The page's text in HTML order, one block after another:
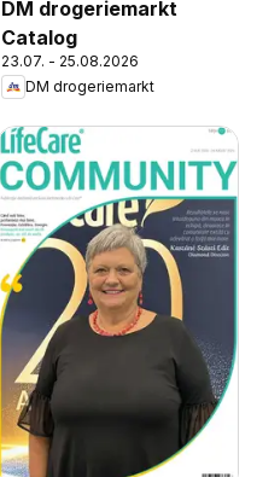
DM drogeriemarkt
Catalog
23.07. - 25.08.2026
DM drogeriemarkt